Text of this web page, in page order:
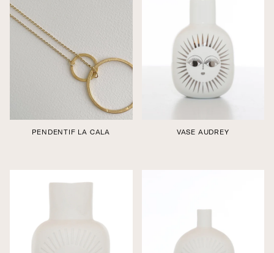
Édition boutique
PENDENTIF LA CALA VASE AUDREY